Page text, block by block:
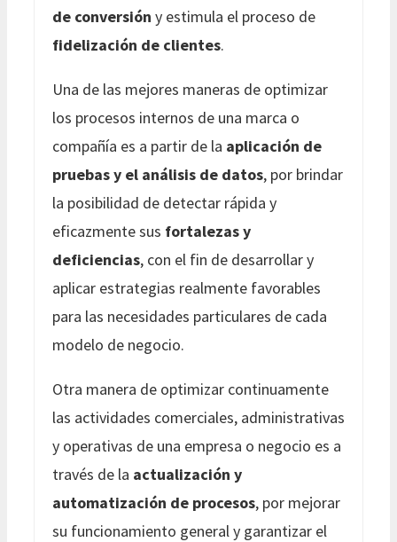
de conversión y estimula el proceso de
fidelización de clientes.
Una de las mejores maneras de optimizar
los procesos internos de una marca o
compañía es a partir de la aplicación de
pruebas y el análisis de datos, por brindar
la posibilidad de detectar rápida y
eficazmente sus fortalezas y
deficiencias, con el fin de desarrollar y
aplicar estrategias realmente favorables
para las necesidades particulares de cada
modelo de negocio.
Otra manera de optimizar continuamente
las actividades comerciales, administrativas
y operativas de una empresa o negocio es a
través de la actualización y
automatización de procesos, por mejorar
su funcionamiento general y garantizar el